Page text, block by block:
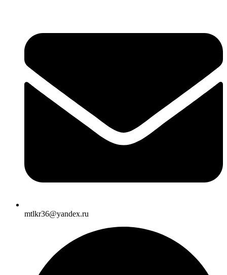
mtlkr36@yandex.ru